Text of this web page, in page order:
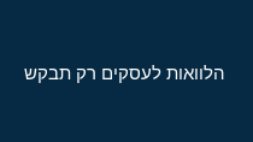
הלוואות לעסקים רק תבקש